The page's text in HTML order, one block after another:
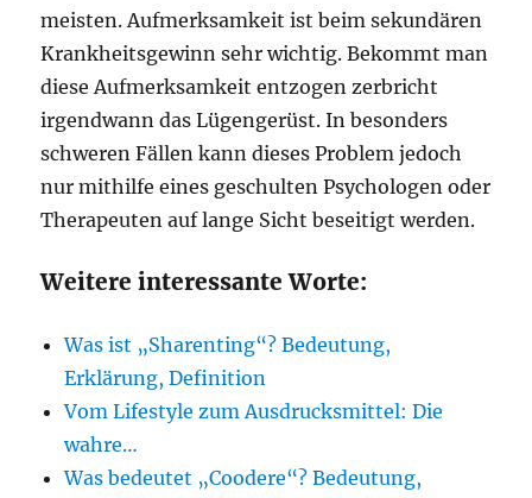
meisten. Aufmerksamkeit ist beim sekundären
Krankheitsgewinn sehr wichtig. Bekommt man
diese Aufmerksamkeit entzogen zerbricht
irgendwann das Lügengerüst. In besonders
schweren Fällen kann dieses Problem jedoch
nur mithilfe eines geschulten Psychologen oder
Therapeuten auf lange Sicht beseitigt werden.
Weitere interessante Worte:
Was ist „Sharenting“? Bedeutung,
Erklärung, Definition
Vom Lifestyle zum Ausdrucksmittel: Die
wahre…
Was bedeutet „Coodere“? Bedeutung,